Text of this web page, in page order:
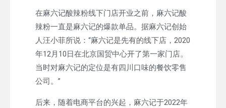
在麻六记酸辣粉线下门店开业之前，麻六记酸
辣粉一直是麻六记的爆款单品。据麻六记创始
人汪小菲所说：“麻六记是先有的线下店，2020
年12月10日在北京国贸中心开了第一家门店。
当时对麻六记的定位是有四川口味的餐饮零售
公司。”
后来，随着电商平台的兴起，麻六记于2022年